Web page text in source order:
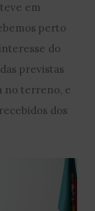
em
perto
do
previstas
no terreno, e
dos